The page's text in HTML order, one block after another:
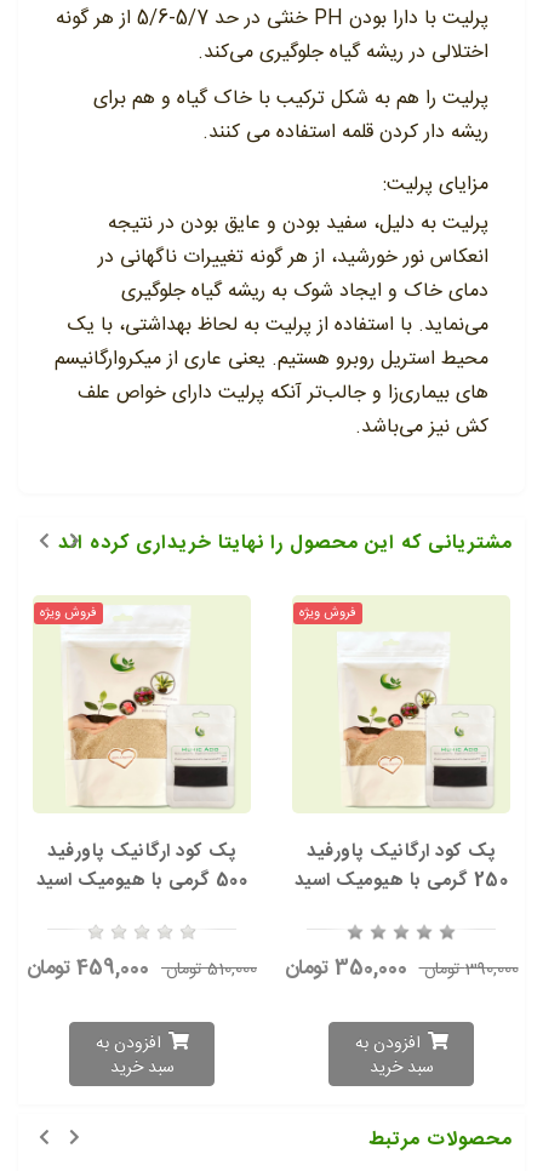
پرلیت با دارا بودن PH خنثی در حد 5/7-5/6 از هر گونه
اختلالی در ریشه گیاه جلوگیری می‌کند.
پرلیت را هم به شکل ترکیب با خاک گیاه و هم برای
ریشه دار کردن قلمه استفاده می کنند.
مزایای پرلیت:
پرلیت به دلیل، سفید بودن و عایق بودن در نتیجه
انعکاس نور خورشید، از هر گونه تغییرات ناگهانی در
دمای خاک و ایجاد شوک به ریشه گیاه جلوگیری
می‌نماید. با استفاده از پرلیت به لحاظ بهداشتی، با یک
محیط استریل روبرو هستیم. یعنی عاری از میکروارگانیسم
های بیماری‌زا و جالب‌تر آنکه پرلیت دارای خواص علف
کش نیز می‌باشد.
مشتریانی که این محصول را نهایتا خریداری کرده اند
فروش ویژه
پک کود ارگانیک پاورفید
250 گرمی با هیومیک اسید
390,000 تومان 350,000 تومان
افزودن به
سبد خرید
فروش ویژه
پک کود ارگانیک پاورفید
500 گرمی با هیومیک اسید
510,000 تومان 459,000 تومان
افزودن به
سبد خرید
محصولات مرتبط